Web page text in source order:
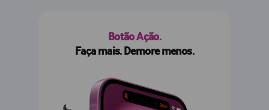
Botão Ação.
Faça mais. Demore menos.